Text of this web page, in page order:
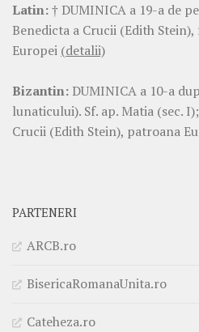
Latin:† DUMINICA a 19-a de
Benedicta a Crucii (Edith
Europei (detalii)
Bizantin: DUMINICA a 10-a
lunaticului). Sf. ap. Matia (sec.
Crucii (Edith Stein), patroana
PARTENERI
ARCB.ro
BisericaRomanaUnita.ro
Cateheza.ro